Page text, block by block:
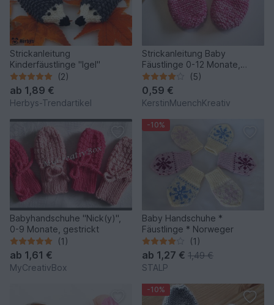
Strickanleitung
Kinderfäustlinge "Igel"
(2)
ab 1,89 €
Herbys-Trendartikel
Strickanleitung Baby
Fäustlinge 0-12 Monate,
ausführliche Anleitung und
Tabelle mit allen Größen
(5)
0,59 €
KerstinMuenchKreativ
Babyhandschuhe "Nick(y)",
0-9 Monate, gestrickt
(1)
ab 1,61 €
MyCreativBox
-10%
Baby Handschuhe *
Fäustlinge * Norweger
(1)
ab 1,27 € 1,49 €
STALP
-10%